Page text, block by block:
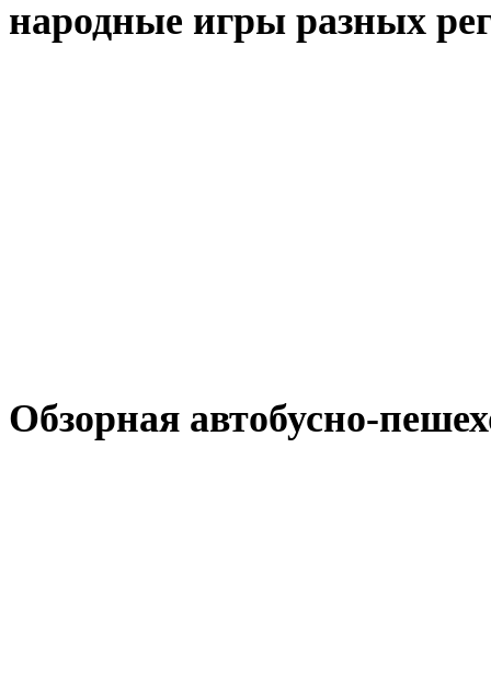
народные игры разных
Обзорная автобусно-